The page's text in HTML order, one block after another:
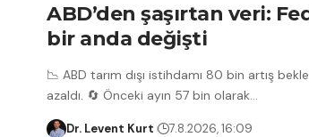
ABD’den şaşırtan veri:
bir anda değişti
📉 ABD tarım dışı istihdamı 80 bin artış
azaldı. 🔄 Önceki ayın 57 bin olarak
Dr. Levent Kurt 7.8.2026, 16:09